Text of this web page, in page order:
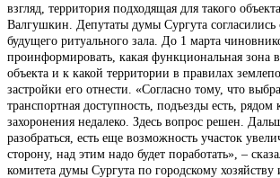
взгляд, территория подходящая для такого
Валгушкин. Депутаты думы Сургута
будущего ритуального зала. До 1 марта
проинформировать, какая функциональная зона
объекта и к какой территории в правилах
застройки его отнести. «Согласно тому, что
транспортная доступность, подъезды есть, рядом
захоронения недалеко. Здесь вопрос решен.
разобраться, есть еще возможность участок
сторону, над этим надо будет поработать», –
комитета думы Сургута по городскому